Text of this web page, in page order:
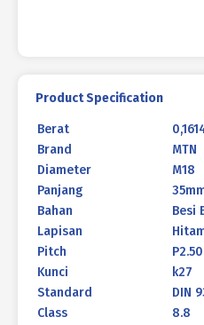
35MM
Product Specification
Berat
Brand
MTN
Diameter
M18
Panjang
Bahan
Besi
Lapisan
Pitch
P2.50
Kunci
k27
Standard
DIN
Class
8.8